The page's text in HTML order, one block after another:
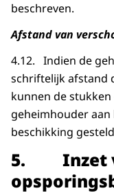
beschreven.
Afstand van
4.12. Indien de
schriftelijk afstand
kunnen de
geheimhouder
beschikking
5. Inzet